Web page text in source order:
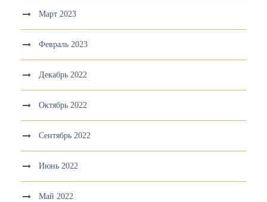
Март 2023
Февраль 2023
Декабрь 2022
Октябрь 2022
Сентябрь 2022
Июнь 2022
Май 2022